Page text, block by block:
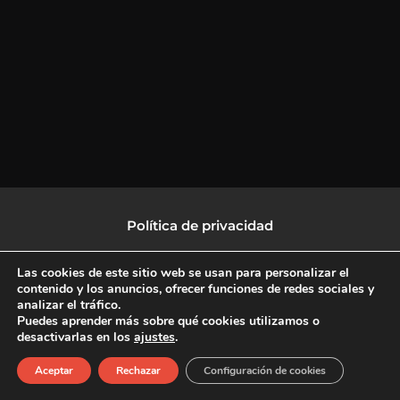
Política de privacidad
Política de protección de datos
F
a
c
X
-
L
i
n
I
n
s
Copyright © 2026 CulturalTV
Las cookies de este sitio web se usan para personalizar el
contenido y los anuncios, ofrecer funciones de redes sociales y
analizar el tráfico.
Puedes aprender más sobre qué cookies utilizamos o
desactivarlas en los ajustes.
Aceptar Rechazar Configuración de cookies